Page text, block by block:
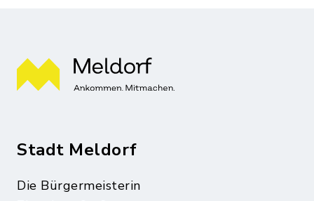
Stadt Meldorf
Die Bürgermeisterin